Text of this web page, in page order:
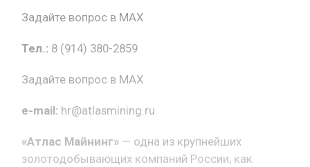
Задайте вопрос в MAX
Тел.: 8 (914) 380-2859
Задайте вопрос в MAX
e-mail: hr@atlasmining.ru
«Атлас Майнинг» — одна из крупнейших
золотодобывающих компаний России, как